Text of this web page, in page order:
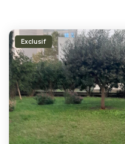
Exclusif